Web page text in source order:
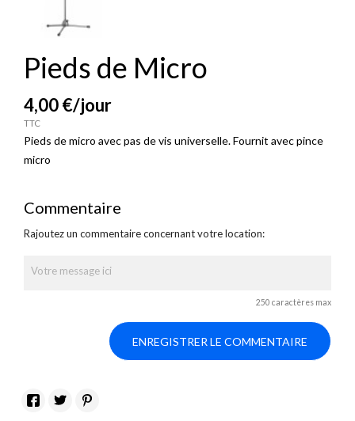
Pieds de Micro
4,00 €/jour
TTC
Pieds de micro avec pas de vis universelle. Fournit avec pince
micro
Commentaire
Rajoutez un commentaire concernant votre location:
250 caractères max
ENREGISTRER LE COMMENTAIRE